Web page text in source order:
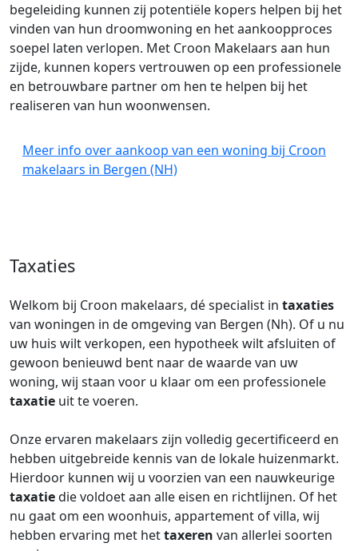
begeleiding kunnen zij potentiële kopers helpen bij het
vinden van hun droomwoning en het aankoopproces
soepel laten verlopen. Met Croon Makelaars aan hun
zijde, kunnen kopers vertrouwen op een professionele
en betrouwbare partner om hen te helpen bij het
realiseren van hun woonwensen.
Meer info over aankoop van een woning bij Croon
makelaars in Bergen (NH)
Taxaties
Welkom bij Croon makelaars, dé specialist in taxaties
van woningen in de omgeving van Bergen (Nh). Of u nu
uw huis wilt verkopen, een hypotheek wilt afsluiten of
gewoon benieuwd bent naar de waarde van uw
woning, wij staan voor u klaar om een professionele
taxatie uit te voeren.
Onze ervaren makelaars zijn volledig gecertificeerd en
hebben uitgebreide kennis van de lokale huizenmarkt.
Hierdoor kunnen wij u voorzien van een nauwkeurige
taxatiedie voldoet aan alle eisen en richtlijnen. Of het
nu gaat om een woonhuis, appartement of villa, wij
hebben ervaring met hettaxeren van allerlei soorten